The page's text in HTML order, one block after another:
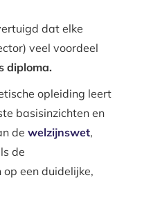
dat elke
veel voordeel
diploma.
opleiding leert
basisinzichten en
de welzijnswet,
de
op een duidelijke,